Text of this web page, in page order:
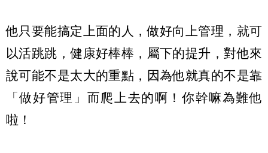
他只要能搞定上面的人，做好向上管理，就可
以活跳跳，健康好棒棒，屬下的提升，對他來
說可能不是太大的重點，因為他就真的不是靠
「做好管理」而爬上去的啊！你幹嘛為難他
啦！